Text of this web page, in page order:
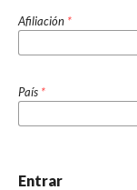
Afiliación *
País *
Entrar